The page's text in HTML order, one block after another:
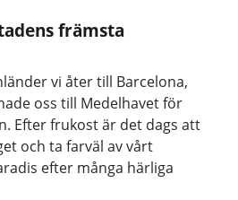
främsta
vi åter till Barcelona,
oss till Medelhavet för
Efter frukost är det dags att
och ta farväl av vårt
efter många härliga